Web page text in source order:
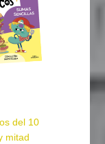
del 10
mitad